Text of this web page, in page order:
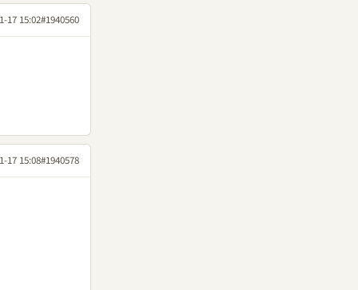
17 15:02#1940560
17 15:08#1940578